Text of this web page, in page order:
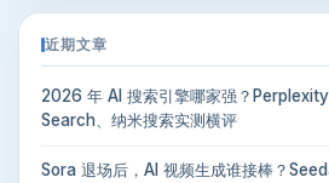
近期文章
2026 年 AI 搜索引擎哪家强？
Search、纳米搜索实测横评
Sora 退场后，AI 视频生成谁接棒？